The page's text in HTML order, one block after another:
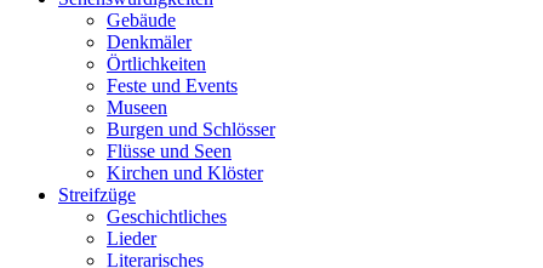
Gebäude
Denkmäler
Örtlichkeiten
Feste und Events
Museen
Burgen und Schlösser
Flüsse und Seen
Kirchen und Klöster
Streifzüge
Geschichtliches
Lieder
Literarisches